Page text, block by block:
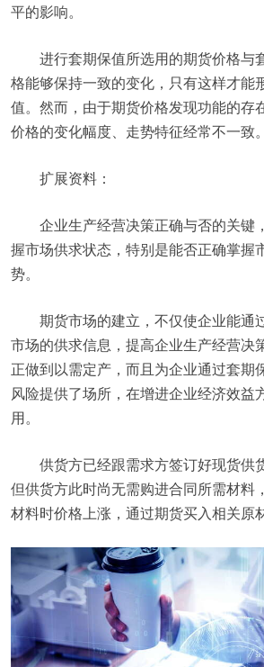
平的影响。
进行套期保值所选用的期货价格与
格能够保持一致的变化，只有这样才能
值。然而，由于期货价格发现功能的存
价格的变化幅度、走势特征经常不一致。
扩展资料：
企业生产经营决策正确与否的关键
握市场供求状态，特别是能否正确掌握
势。
期货市场的建立，不仅使企业能通
市场的供求信息，提高企业生产经营决
正做到以需定产，而且为企业通过套期
风险提供了场所，在增进企业经济效益
用。
供货方已经跟需求方签订好现货供
但供货方此时尚无需购进合同所需材料
材料时价格上涨，通过期货买入相关原